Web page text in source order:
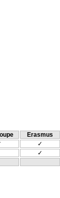
Erasmus
✓
✓